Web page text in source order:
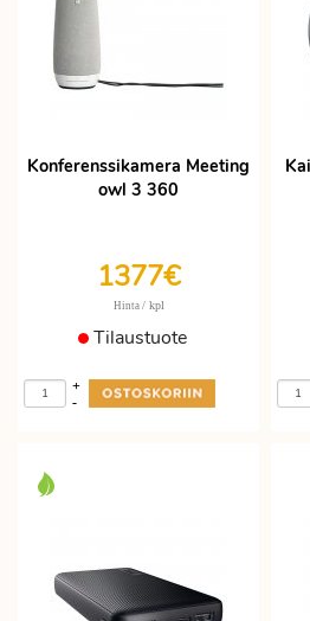
Konferenssikamera Meeting
owl 3 360
1377€
Hinta / kpl
Tilaustuote
-
+